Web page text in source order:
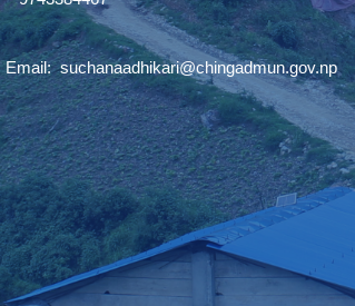
Email:suchanaadhikari@chingadmun.gov.np